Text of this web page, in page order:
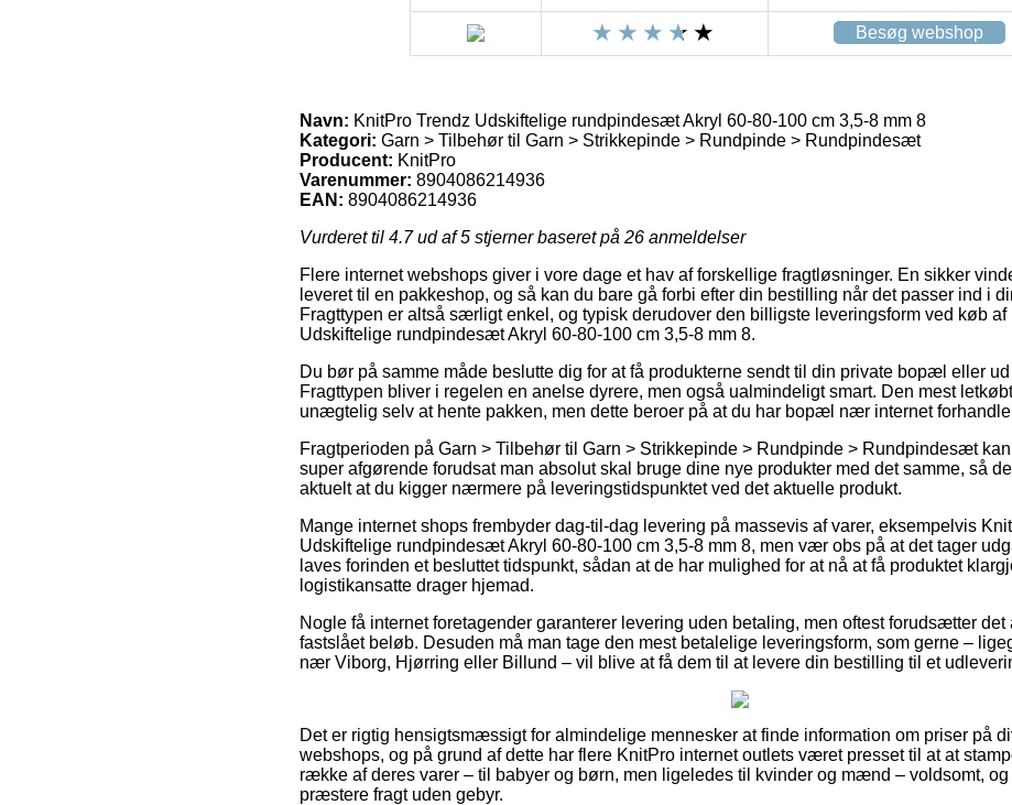
Besøg webshop
Navn: KnitPro Trendz Udskiftelige rundpindesæt Akryl 60-80-100 cm 3,5-8 mm 8
Kategori: Garn > Tilbehør til Garn > Strikkepinde > Rundpinde > Rundpindesæt
Producent: KnitPro
Varenummer: 8904086214936
EAN: 8904086214936
Vurderet til 4.7ud af 5 stjerner baseret på 26 anmeldelser
Flere internet webshops giver i vore dage et hav af forskellige fragtløsninger. En sikker
leveret til en pakkeshop, og så kan du bare gå forbi efter din bestilling når det passer ind i
Fragttypen er altså særligt enkel, og typisk derudover den billigste leveringsform ved køb af
Udskiftelige rundpindesæt Akryl 60-80-100 cm 3,5-8 mm 8.
Du bør på samme måde beslutte dig for at få produkterne sendt til din private bopæl eller
Fragttypen bliver i regelen en anelse dyrere, men også ualmindeligt smart. Den mest
unægtelig selv at hente pakken, men dette beroer på at du har bopæl nær internet
Fragtperioden på Garn > Tilbehør til Garn > Strikkepinde > Rundpinde > Rundpindesæt
super afgørende forudsat man absolut skal bruge dine nye produkter med det samme, så
aktuelt at du kigger nærmere på leveringstidspunktet ved det aktuelle produkt.
Mange internet shops frembyder dag-til-dag levering på massevis af varer, eksempelvis
Udskiftelige rundpindesæt Akryl 60-80-100 cm 3,5-8 mm 8, men vær obs på at det tager
laves forinden et besluttet tidspunkt, sådan at de har mulighed for at nå at få produktet
logistikansatte drager hjemad.
Nogle få internet foretagender garanterer levering uden betaling, men oftest forudsætter det
fastslået beløb. Desuden må man tage den mest betalelige leveringsform, som gerne –
nær Viborg, Hjørring eller Billund – vil blive at få dem til at levere din bestilling til et
Det er rigtig hensigtsmæssigt for almindelige mennesker at finde information om priser på
webshops, og på grund af dette har flere KnitPro internet outlets været presset til at at
række af deres varer – til babyer og børn, men ligeledes til kvinder og mænd – voldsomt,
præstere fragt uden gebyr.